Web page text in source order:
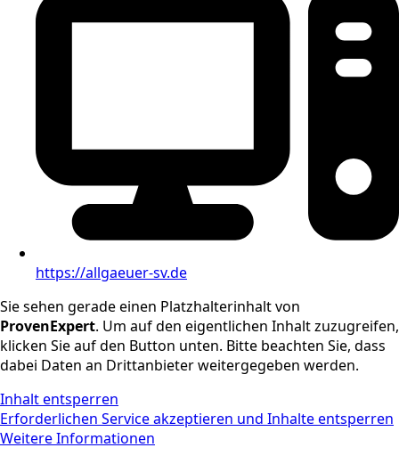
https://allgaeuer-sv.de
Sie sehen gerade einen Platzhalterinhalt von
ProvenExpert. Um auf den eigentlichen Inhalt zuzugreifen,
klicken Sie auf den Button unten. Bitte beachten Sie, dass
dabei Daten an Drittanbieter weitergegeben werden.
Inhalt entsperren
Erforderlichen Service akzeptieren und Inhalte entsperren
Weitere Informationen